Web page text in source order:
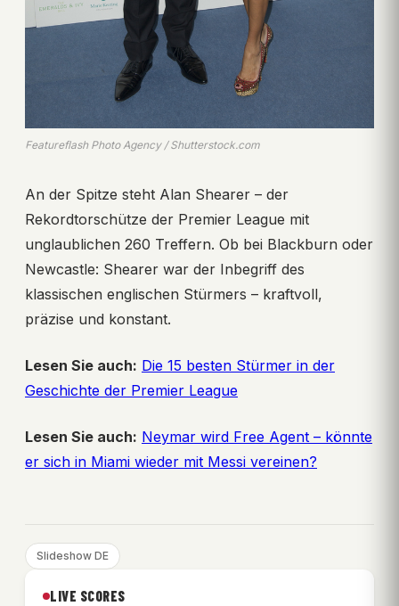
Featureflash Photo Agency / Shutterstock.com
An der Spitze steht Alan Shearer – der
Rekordtorschütze der Premier League mit
unglaublichen 260 Treffern. Ob bei Blackburn oder
Newcastle: Shearer war der Inbegriff des
klassischen englischen Stürmers – kraftvoll,
präzise und konstant.
Lesen Sie auch: Die 15 besten Stürmer in der
Geschichte der Premier League
Lesen Sie auch: Neymar wird Free Agent – könnte
er sich in Miami wieder mit Messi vereinen?
Slideshow DE
LIVE SCORES